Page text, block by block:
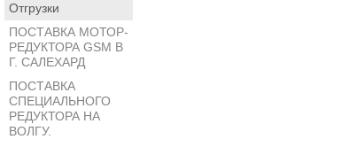
Отгрузки
ПОСТАВКА МОТОР-
РЕДУКТОРА GSM В
Г. САЛЕХАРД
ПОСТАВКА
СПЕЦИАЛЬНОГО
РЕДУКТОРА НА
ВОЛГУ.